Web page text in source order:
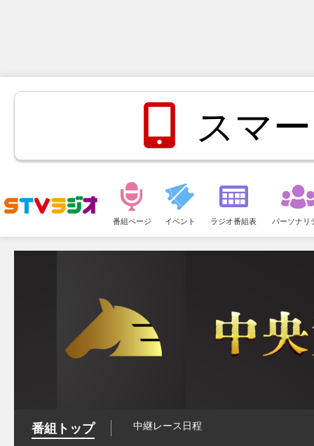
スマ
ュ
番組ページ イベント ラジオ番組表 パーソナリ
番組トップ 中継レース日程